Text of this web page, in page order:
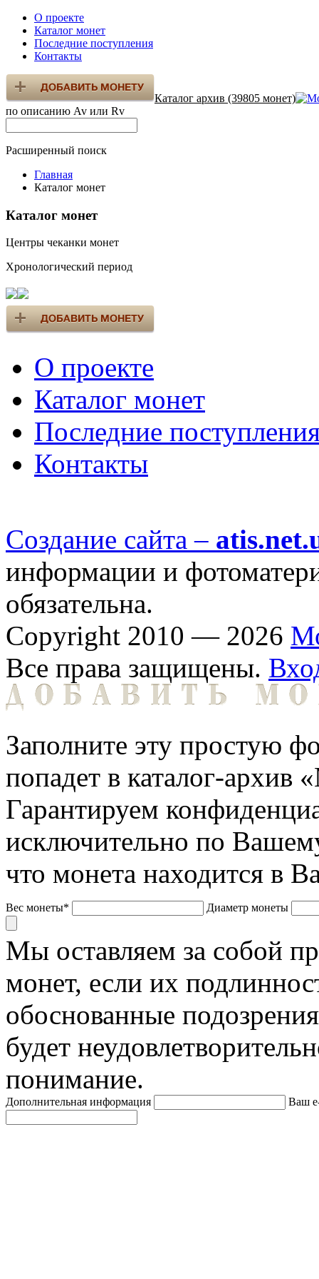
О проекте
Каталог монет
Последние поступления
Контакты
Каталог архив (39805 монет)
по описанию Av или Rv
Расширенный поиск
Главная
Каталог монет
Каталог монет
Центры чеканки монет
Хронологический период
О проекте
Каталог монет
Последние
Контакты
Создание сайта –
информации и
обязательна.
Copyright 2010 — 2026
Все права защищены.
Заполните эту простую
попадет в каталог-архив
Гарантируем
исключительно по
что монета находится в
Вес монеты* Диаметр монеты
Мы оставляем за собой
монет, если их
обоснованные
будет
понимание.
Дополнительная информация Ваш